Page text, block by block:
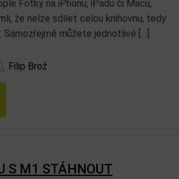
Fotky na iPhonu, iPadu či Macu,
že nelze sdílet celou knihovnu, tedy
můžete jednotlivé […]
Filip Brož
S M1 STÁHNOUT